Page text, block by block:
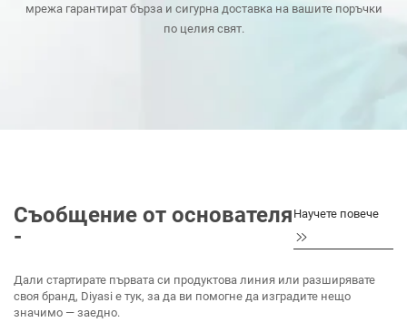
мрежа гарантират бърза и сигурна доставка на вашите поръчки
по целия свят.
Съобщение от основателя
-
Научете повече
Дали стартирате първата си продуктовa линия или разширявате
своя бранд, Diyasi е тук, за да ви помогне да изградите нещо
значимо — заедно.